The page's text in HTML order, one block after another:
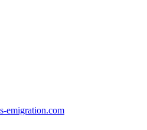
emigration.com